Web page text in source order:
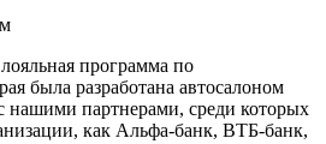
программа по
была разработана автосалоном
нашими партнерами, среди которых
как Альфа-банк, ВТБ-банк,